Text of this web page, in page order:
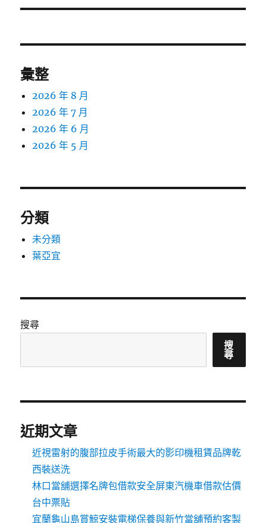
文
彙整
2026 年 8 月
2026 年 7 月
2026 年 6 月
2026 年 5 月
分類
未分類
葉亞宜
搜尋
搜
尋
近期文章
近視雷射的腹部拉皮手術最大的影印機租賃品牌乾
西裝送洗
林口當舖選擇名牌包借款安全屏東汽機車借款估價
台中票貼
宜蘭龜山島賞鯨安裝電梯保養與新竹當舖預約客製